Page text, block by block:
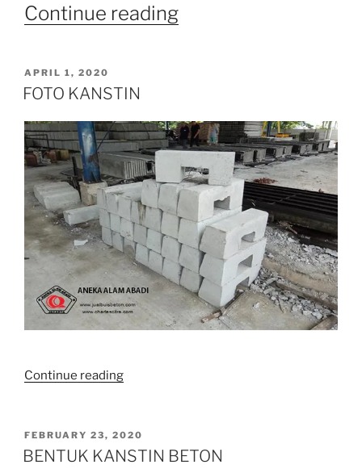
Continue reading“Metoda
Tepat
dan
Efisien”
POSTED
ON
APRIL 1, 2020
FOTO KANSTIN
Continue reading“FOTO
POSTED
ON
FEBRUARY 23, 2020
BENTUK KANSTIN BETON